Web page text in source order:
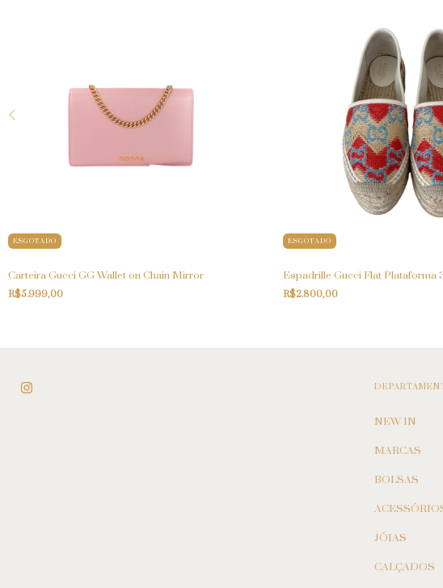
ESGOTADO
Carteira Gucci GG Wallet on Chain Mirror
R$5.999,00
ESGOTADO
Espadrille Gucci Flat Plataforma
R$2.800,00
NEW IN
MARCAS
BOLSAS
JÓIAS
CALÇADOS